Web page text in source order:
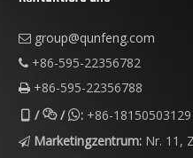
 group@qunfeng.com
 +86-595-22356782
 +86-595-22356788
 //: +86-18150503129
 Marketingzentrum: Nr. 11,